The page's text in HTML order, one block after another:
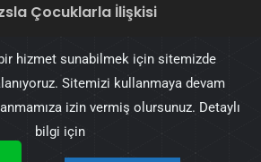
Çocuklarla İlişkisi
tüm hakkı saklıdır. Tasarım
hizmet sunabilmek için sitemizde
Sitemizi kullanmaya devam
izin vermiş olursunuz. Detaylı
bilgi için